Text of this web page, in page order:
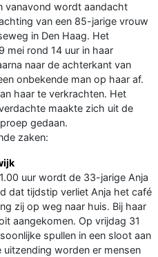
vanavond wordt aandacht
van een 85-jarige vrouw
in Den Haag. Het
mei rond 14 uur in haar
naar de achterkant van
onbekende man op haar af.
haar te verkrachten. Het
maakte zich uit de
gedaan.
zaken:
uur wordt de 33-jarige Anja
dat tijdstip verliet Anja het café
zij op weg naar huis. Bij haar
aangekomen. Op vrijdag 31
spullen in een sloot aan
worden er mensen